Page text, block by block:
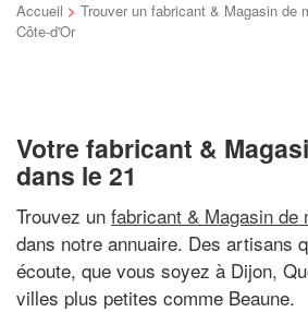
Accueil > Trouver un fabricant & Magasin de
Côte-d'Or
Votre fabricant &
dans le 21
Trouvez un fabricant & Magasin de
dans notre annuaire. Des artisans
écoute, que vous soyez à Dijon,
villes plus petites comme Beaune.